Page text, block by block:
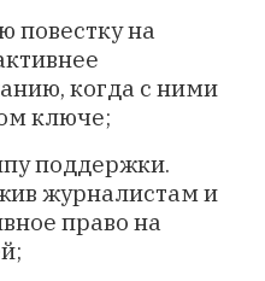
повестку на
когда с ними
ключе;
поддержки.
журналистам и
право на